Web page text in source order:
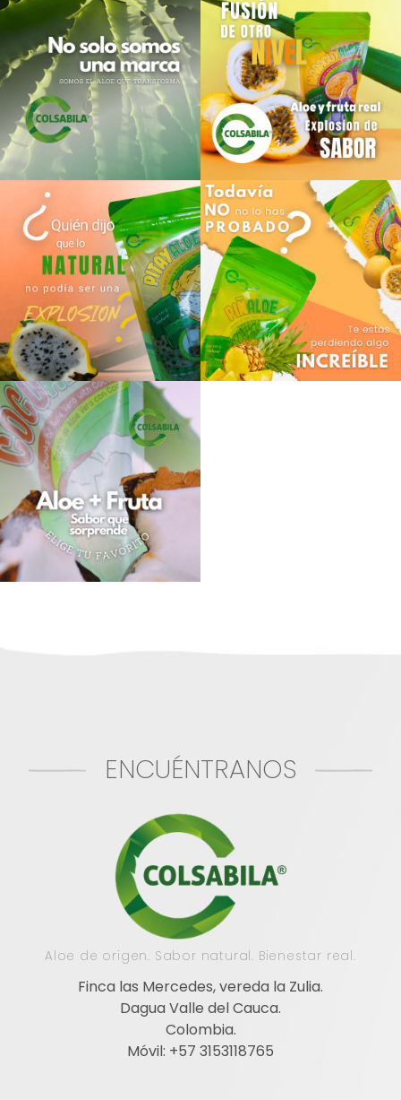
ENCUÉNTRANOS
Aloe de origen. Sabor natural. Bienestar real.
Finca las Mercedes, vereda la Zulia.
Dagua Valle del Cauca.
Colombia.
Móvil: +57 3153118765